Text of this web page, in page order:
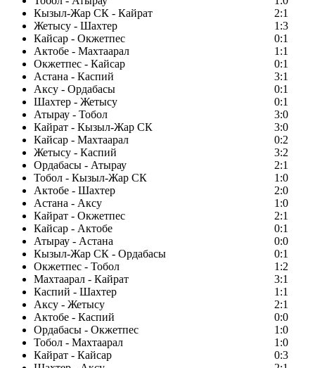
Кызыл-Жар СК - Кайрат
2:1
Жетысу - Шахтер
1:3
Кайсар - Окжетпес
0:1
Актобе - Махтаарал
1:1
Окжетпес - Кайсар
0:1
Астана - Каспий
3:1
Аксу - Ордабасы
0:1
Шахтер - Жетысу
0:1
Атырау - Тобол
3:0
Кайрат - Кызыл-Жар СК
3:0
Кайсар - Махтаарал
0:2
Жетысу - Каспий
3:2
Ордабасы - Атырау
2:1
Тобол - Кызыл-Жар СК
1:0
Актобе - Шахтер
2:0
Астана - Аксу
1:0
Кайрат - Окжетпес
2:1
Кайсар - Актобе
0:1
Атырау - Астана
0:0
Кызыл-Жар СК - Ордабасы
0:1
Окжетпес - Тобол
1:2
Махтаарал - Кайрат
3:1
Каспий - Шахтер
1:1
Аксу - Жетысу
2:1
Актобе - Каспий
0:0
Ордабасы - Окжетпес
1:0
Тобол - Махтаарал
1:0
Кайрат - Кайсар
0:3